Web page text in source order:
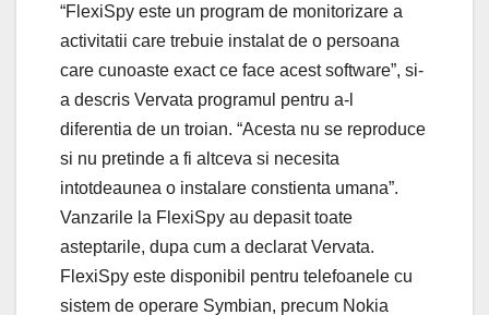
“FlexiSpy este un program de monitorizare a
activitatii care trebuie instalat de o persoana
care cunoaste exact ce face acest software”, si-
a descris Vervata programul pentru a-l
diferentia de un troian. “Acesta nu se reproduce
si nu pretinde a fi altceva si necesita
intotdeaunea o instalare constienta umana”.
Vanzarile la FlexiSpy au depasit toate
asteptarile, dupa cum a declarat Vervata.
FlexiSpy este disponibil pentru telefoanele cu
sistem de operare Symbian, precum Nokia